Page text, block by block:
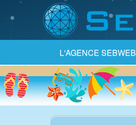
L'AGENCE SEBWEB